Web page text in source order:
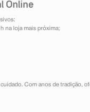
Online
na loja mais próxima;
Com anos de tradição,